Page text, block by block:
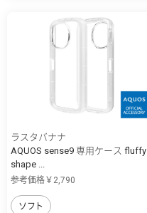
ラスタバナナ
AQUOS sense9 専用ケース fluffy
shape ...
参考価格￥2,790
ソフト